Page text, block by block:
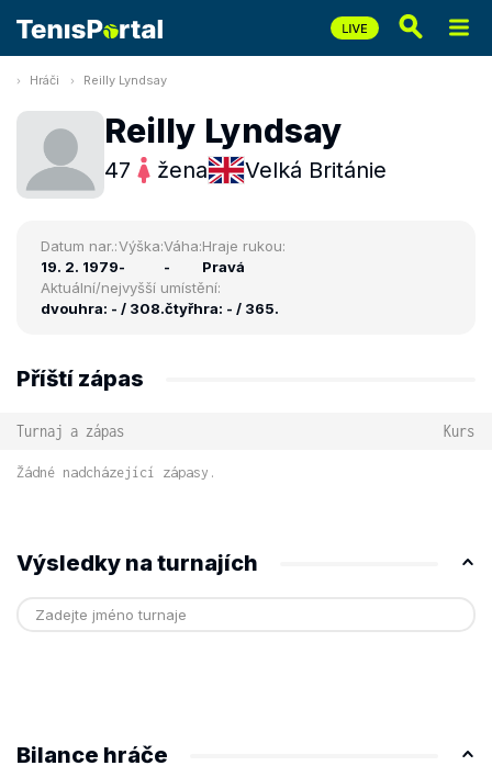
Hráči Reilly Lyndsay
Reilly Lyndsay
47 žena Velká Británie
Datum nar.:
19. 2. 1979
Výška:
-
Váha:
-
Hraje rukou:
Pravá
Aktuální/nejvyšší umístění:
dvouhra: - / 308.čtyřhra: - / 365.
Příští zápas
Turnaj a zápas Kurs
Žádné nadcházející zápasy.
Výsledky na turnajích
Bilance hráče